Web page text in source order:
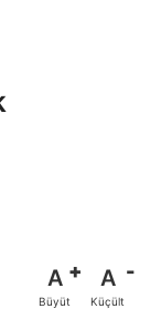
A
Büyüt
A
Küçült